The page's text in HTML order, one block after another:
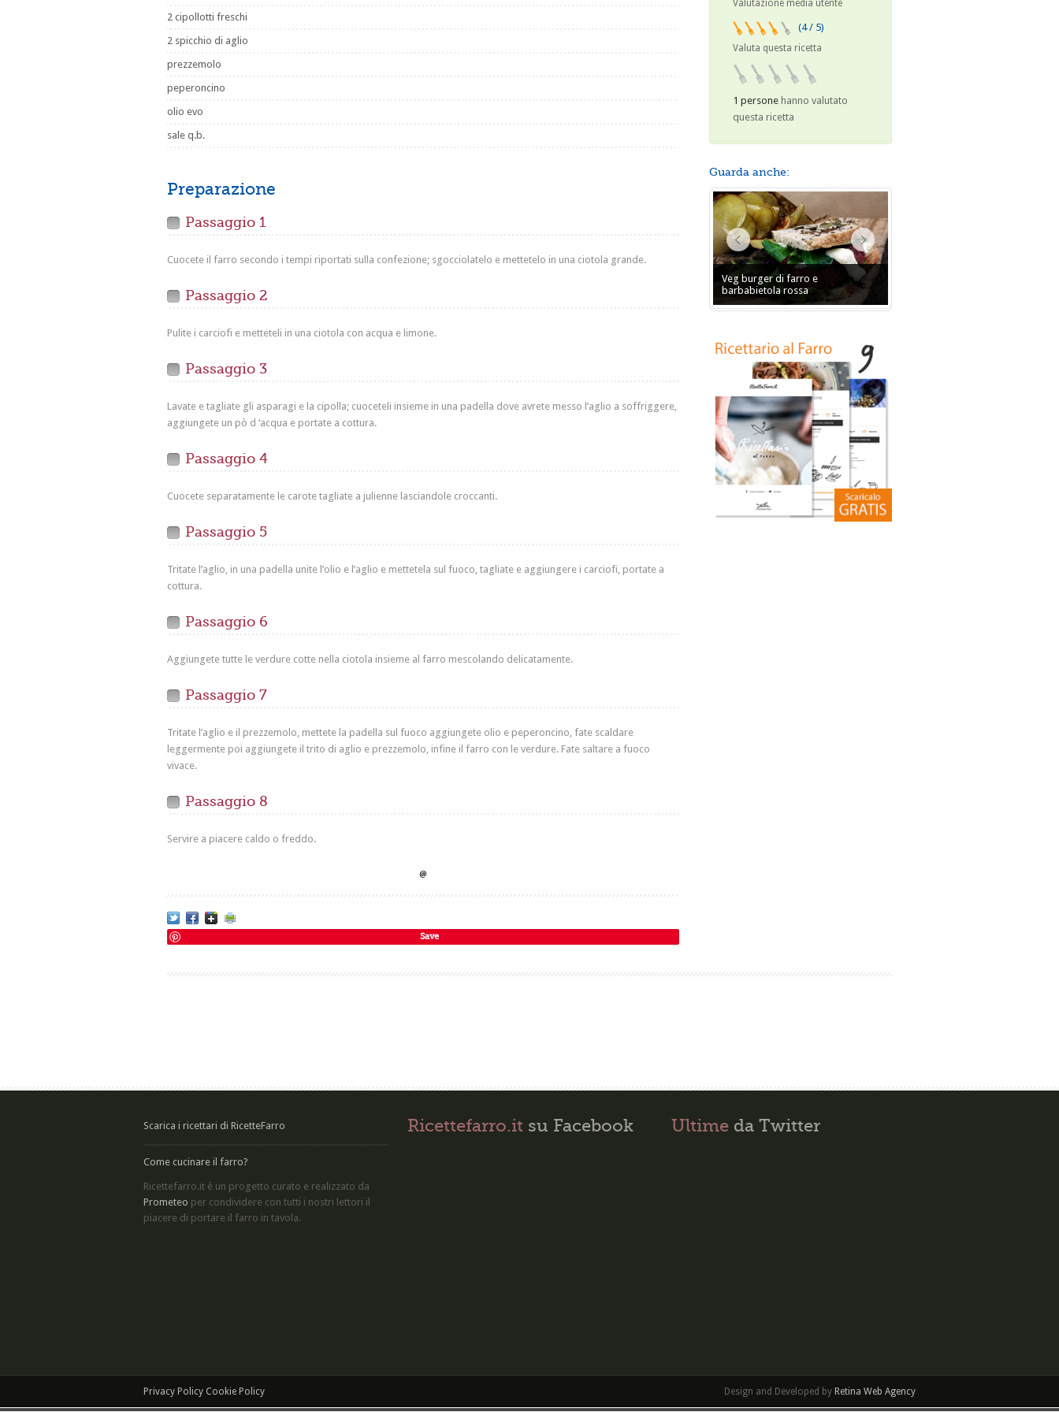
2 cipollotti freschi
2 spicchio di aglio
prezzemolo
peperoncino
olio evo
sale q.b.
Preparazione
Passaggio 1
Cuocete il farro secondo i tempi riportati sulla confezione; sgocciolatelo e mettetelo in una ciotola grande.
Passaggio 2
Pulite i carciofi e metteteli in una ciotola con acqua e limone.
Passaggio 3
Lavate e tagliate gli asparagi e la cipolla; cuoceteli insieme in una padella dove avrete messo l’aglio a soffriggere,
aggiungete un pò d ‘acqua e portate a cottura.
Passaggio 4
Cuocete separatamente le carote tagliate a julienne lasciandole croccanti.
Passaggio 5
Tritate l’aglio, in una padella unite l’olio e l’aglio e mettetela sul fuoco, tagliate e aggiungere i carciofi, portate a
cottura.
Passaggio 6
Aggiungete tutte le verdure cotte nella ciotola insieme al farro mescolando delicatamente.
Passaggio 7
Tritate l’aglio e il prezzemolo, mettete la padella sul fuoco aggiungete olio e peperoncino, fate scaldare
leggermente poi aggiungete il trito di aglio e prezzemolo, infine il farro con le verdure. Fate saltare a fuoco
vivace.
Passaggio 8
Servire a piacere caldo o freddo.
Save
Valutazione media utente
(4 / 5)
Valuta questa ricetta
1 persone hanno valutato
questa ricetta
Guarda anche:
Veg burger di farro e
barbabietola rossa
Scarica i ricettari di RicetteFarro
Come cucinare il farro?
Ricettefarro.it è un progetto curato e realizzato da
Prometeo per condividere con tutti i nostri lettori il
piacere di portare il farro in tavola.
Ricettefarro.it su Facebook Ultime da Twitter
Privacy Policy Cookie Policy Design and Developed by Retina Web Agency